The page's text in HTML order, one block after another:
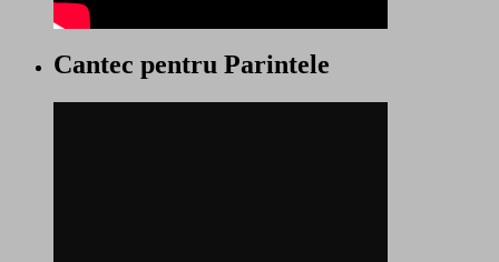
Cantec pentru Parintele